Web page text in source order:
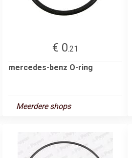
€ 0.21
mercedes-benz O-ring
Meerdere shops